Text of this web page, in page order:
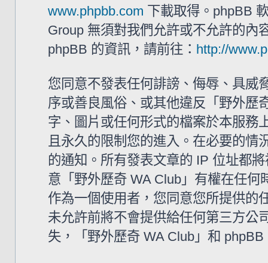
www.phpbb.com 下載取得。phpBB
Group 無須對我們允許或不允許的內
phpBB 的資訊，請前往： http://
您同意不發表任何誹謗、侮辱、具威
序或善良風俗、或其他違反「野外歷
字、圖片或任何形式的檔案於本服務
且永久的限制您的進入。在必要的情
的通知。所有發表文章的 IP 位址都
意「野外歷奇 WA Club」有權在任
作為一個使用者，您同意您所提供的
未允許前將不會提供給任何第三方公
失，「野外歷奇 WA Club」和